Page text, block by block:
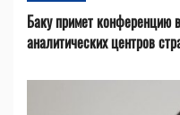
Баку примет конференцию
аналитических центров